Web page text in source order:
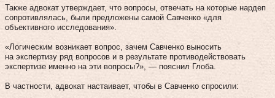
Также адвокат утверждает, что вопросы, отвечать на которые нардеп
сопротивлялась, были предложены самой Савченко «для
объективного исследования».
«Логическим возникает вопрос, зачем Савченко выносить
на экспертизу ряд вопросов и в результате противодействовать
экспертизе именно на эти вопросы?», — пояснил Глоба.
В частности, адвокат настаивает, чтобы в Савченко спросили: